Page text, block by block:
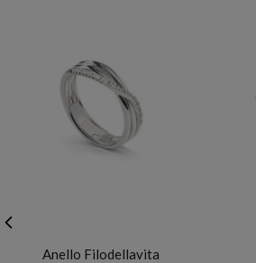
Anello Filodellavita